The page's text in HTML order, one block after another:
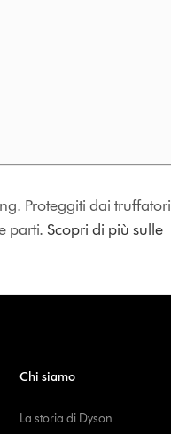
Proteggiti dai truffatori
parti. Scopri di più sulle
Chi siamo
La storia di Dyson